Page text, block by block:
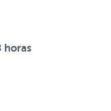
horas